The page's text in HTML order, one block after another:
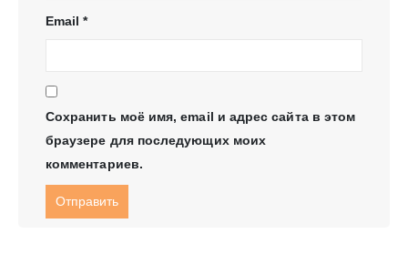
Email*
Сохранить моё имя, email и адрес сайта в этом
браузере для последующих моих
комментариев.